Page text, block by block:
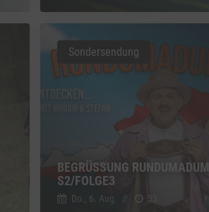
BEGRÜSSUNG RUNDUMADUM S
2/FOLGE3
Do., 6. Aug. // 53
Sondersendung
YouTube
Google Ireland Limited, Irland